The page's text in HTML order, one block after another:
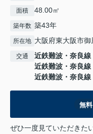
面積 48.00㎡
築年数 築43年
所在地 大阪府東大阪市御
交通 近鉄難波・奈良線
近鉄難波・奈良線
近鉄難波・奈良線
無料
ぜひ一度見ていただきた